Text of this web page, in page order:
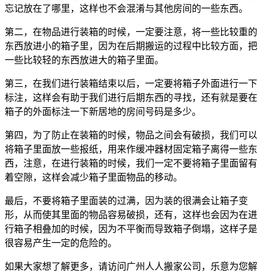
忘记放在了哪里，这样也不会混淆与其他房间的一些东西。
第二，在物品进行装箱的时候，一定要注意，将一些比较重的
东西放进小的箱子里，因为在后期搬运的过程中比较方面，把
一些比较轻的东西放进大的箱子里面。
第三，在我们进行装箱结束以后，一定要将箱子外面进行一下
标注，这样会有助于我们进行后期东西的寻找，还有就是要在
箱子的外面标注一下新居地的房间号码是多少。
第四，为了防止在装箱的时候，物品之间会有破损，我们可以
将箱子里面放一些报纸，用来作缓冲器材固定箱子离得一些东
西，注意，在进行装箱的时候，我们一定不要将箱子里面留有
着空隙，这样会减少箱子里面物品的移动。
最后，不要将箱子里面装的过满，因为装的很满会让箱子变
形，从而使其里面的物品容易破损，还有，这样也会因为在进
行箱子相叠加的时候，因为不平衡而导致箱子倒塌，这样子是
很容易产生一定的危险的。
如果大家想了解更多，请访问广州人人搬家公司，乐意为您解